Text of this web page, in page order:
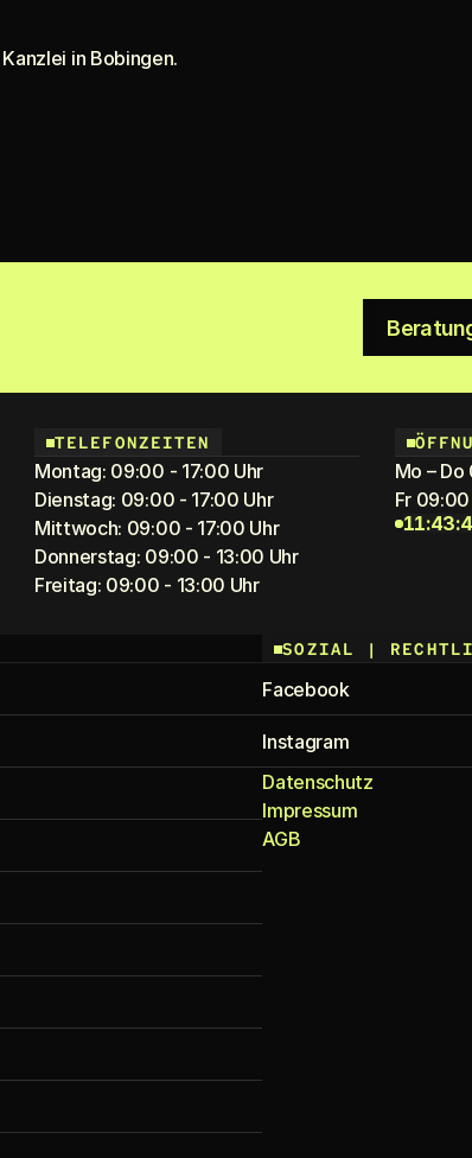
in Bobingen.
TELEFONZEITEN
Montag: 09:00 - 17:00 Uhr
Dienstag: 09:00 - 17:00 Uhr
Mittwoch: 09:00 - 17:00 Uhr
Donnerstag: 09:00 - 13:00 Uhr
Freitag: 09:00 - 13:00 Uhr
Mo –
Fr 09:00
SOZIAL |
Facebook
Instagram
Datenschutz
Impressum
AGB